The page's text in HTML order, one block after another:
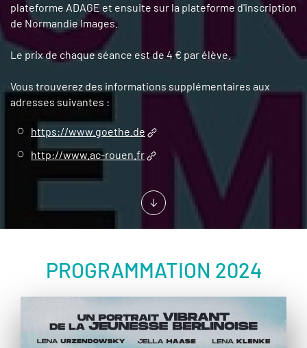
plateforme ADAGE et ensuite sur la plateforme d'inscription
de Normandie Images.
Le prix de chaque séance est de 4 € par élève.
Vous trouverez des informations supplémentaires aux
adresses suivantes :
https://www.goethe.de
http://www.ac-rouen.fr
PROGRAMMATION 2024